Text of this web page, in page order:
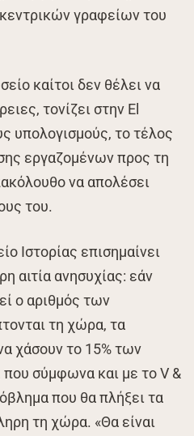
γραφείων του
καίτοι δεν θέλει να
τονίζει στην El
υπολογισμούς, το τέλος
εργαζομένων προς τη
να απολέσει
του.
Ιστορίας επισημαίνει
αιτία ανησυχίας: εάν
ο αριθμός των
τη χώρα, τα
χάσουν το 15% των
σύμφωνα και με το V &
που θα πλήξει τα
τη χώρα. «Θα είναι